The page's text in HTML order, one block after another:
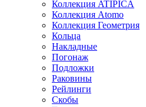
Коллекция ATIPICA
Коллекция Atomo
Коллекция Геометрия
Кольца
Накладные
Погонаж
Подложки
Раковины
Рейлинги
Скобы